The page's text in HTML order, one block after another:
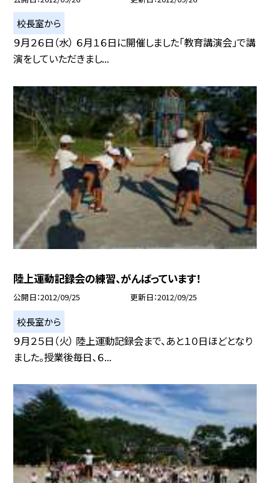
校長室から
９月２６日（水） ６月１６日に開催しました「教育講演会」で講
演をしていただきまし...
陸上運動記録会の練習、がんばっています！
公開日 2012/09/25 更新日 2012/09/25
校長室から
９月２５日（火） 陸上運動記録会まで、あと１０日ほどとなり
ました。授業後毎日、６...